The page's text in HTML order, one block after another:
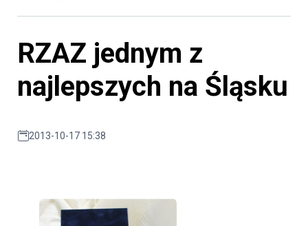
RZAZ jednym z
najlepszych na Śląsku
2013-10-17 15:38